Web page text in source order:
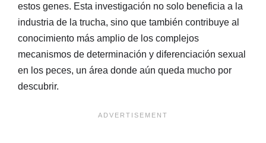
estos genes. Esta investigación no solo beneficia a la
industria de la trucha, sino que también contribuye al
conocimiento más amplio de los complejos
mecanismos de determinación y diferenciación sexual
en los peces, un área donde aún queda mucho por
descubrir.